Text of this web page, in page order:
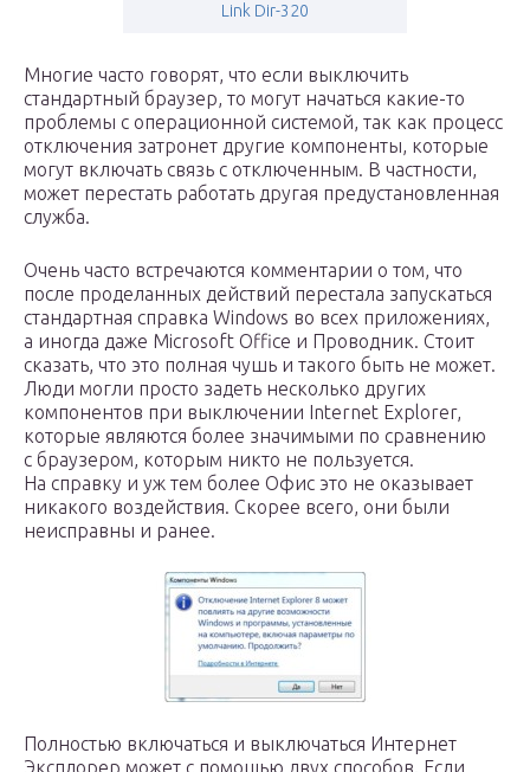
Link Dir-320
Многие часто говорят, что если выключить
стандартный браузер, то могут начаться какие-то
проблемы с операционной системой, так как процесс
отключения затронет другие компоненты, которые
могут включать связь с отключенным. В частности,
может перестать работать другая предустановленная
служба.
Очень часто встречаются комментарии о том, что
после проделанных действий перестала запускаться
стандартная справка Windows во всех приложениях,
а иногда даже Microsoft Office и Проводник. Стоит
сказать, что это полная чушь и такого быть не может.
Люди могли просто задеть несколько других
компонентов при выключении Internet Explorer,
которые являются более значимыми по сравнению
с браузером, которым никто не пользуется.
На справку и уж тем более Офис это не оказывает
никакого воздействия. Скорее всего, они были
неисправны и ранее.
Полностью включаться и выключаться Интернет
Эксплорер может с помощью двух способов. Если